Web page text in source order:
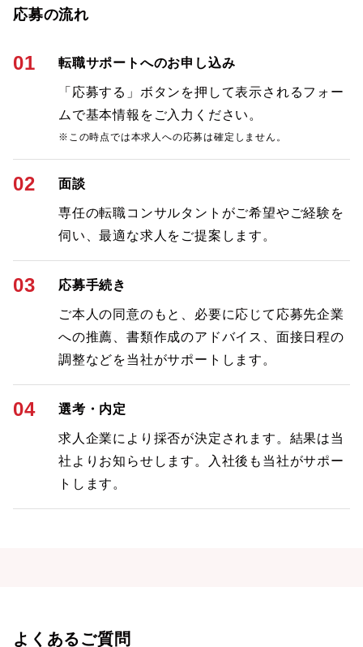
応募の流れ
01 転職サポートへのお申し込み
「応募する」ボタンを押して表示されるフォー
ムで基本情報をご入力ください。
※この時点では本求人への応募は確定しません。
02 面談
専任の転職コンサルタントがご希望やご経験を
伺い、最適な求人をご提案します。
03 応募手続き
ご本人の同意のもと、必要に応じて応募先企業
への推薦、書類作成のアドバイス、面接日程の
調整などを当社がサポートします。
04 選考・内定
求人企業により採否が決定されます。結果は当
社よりお知らせします。入社後も当社がサポー
トします。
よくあるご質問